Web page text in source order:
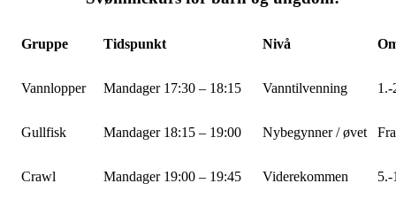
Gruppe Tidspunkt Nivå
Vannlopper Mandager 17:30 – 18:15 Vanntilvenning 1.-
Gullfisk Mandager 18:15 – 19:00 Nybegynner / øvet
Crawl Mandager 19:00 – 19:45 Viderekommen 5.-